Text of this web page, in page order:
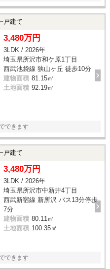
戸建て
3,480万円
3LDK / 2026年
埼玉県所沢市和ケ原1丁目
西武池袋線 狭山ヶ丘 徒歩10分
建物面積 81.15㎡
土地面積 92.19㎡
できます
戸建て
3,480万円
3LDK / 2026年
埼玉県所沢市中新井4丁目
西武新宿線 新所沢 バス13分停歩
7分
建物面積 80.11㎡
土地面積 100.35㎡
できます